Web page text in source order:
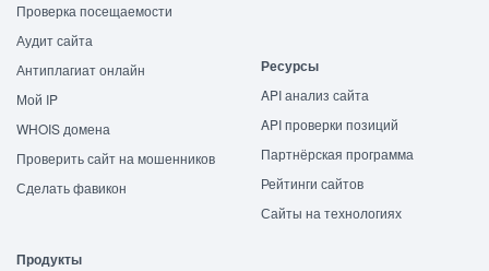
Проверка посещаемости
Аудит сайта
Антиплагиат онлайн
Мой IP
WHOIS домена
Проверить сайт на мошенников
Сделать фавикон
Ресурсы
API анализ сайта
API проверки позиций
Партнёрская программа
Рейтинги сайтов
Сайты на технологиях
Продукты